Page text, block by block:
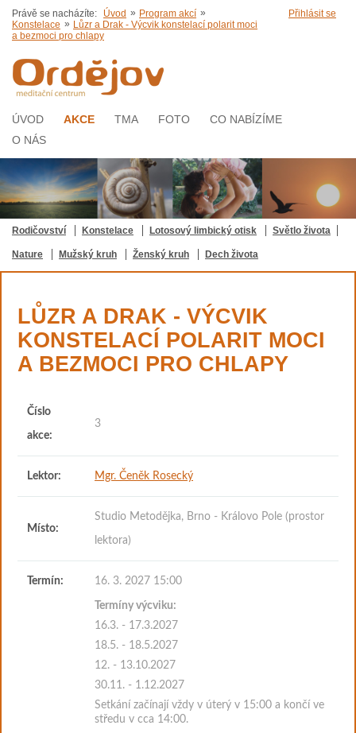
Přihlásit se
Právě se nacházíte: Úvod » Program akcí »
Konstelace » Lůzr a Drak - Výcvik konstelací polarit moci
a bezmoci pro chlapy
ÚVOD AKCE TMA FOTO
CO NABÍZÍME
O NÁS
Rodičovství Konstelace Lotosový limbický otisk Světlo života
Nature Mužský kruh Ženský kruh Dech života
LŮZR A DRAK - VÝCVIK
KONSTELACÍ POLARIT MOCI
A BEZMOCI PRO CHLAPY
Číslo
akce:
3
Lektor: Mgr. Čeněk Rosecký
Místo:
Studio Metodějka, Brno - Královo Pole (prostor
lektora)
Termín: 16. 3. 2027 15:00
Termíny výcviku:
16.3. - 17.3.2027
18.5. - 18.5.2027
12. - 13.10.2027
30.11. - 1.12.2027
Setkání začínají vždy v úterý v 15:00 a končí ve
středu v cca 14:00.